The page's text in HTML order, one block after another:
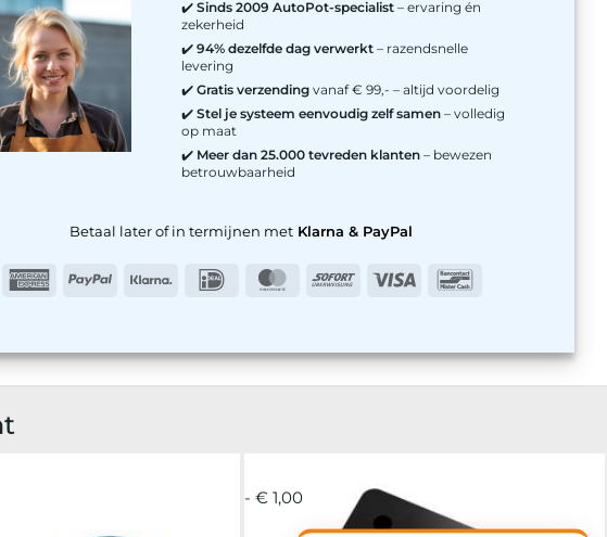
✔️ Sinds 2009 AutoPot-specialist– ervaring én
zekerheid
✔️ 94% dezelfde dag verwerkt– razendsnelle
levering
✔️ Gratis verzendingvanaf € 99,- – altijd voordelig
✔️ Stel je systeem eenvoudig zelf samen– volledig
op maat
✔️ Meer dan 25.000 tevreden klanten– bewezen
betrouwbaarheid
Betaal later of in termijnen metKlarna & PayPal
AmericanPayPal Klarna IDeal MasterCard
Sofort Visa
- € 1,00